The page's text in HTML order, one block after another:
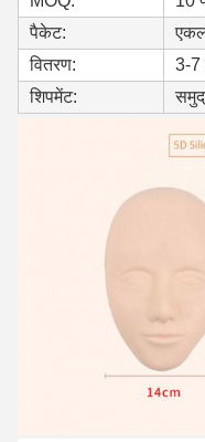
पैकेट:
वितरण:
3-7
शिपमेंट: